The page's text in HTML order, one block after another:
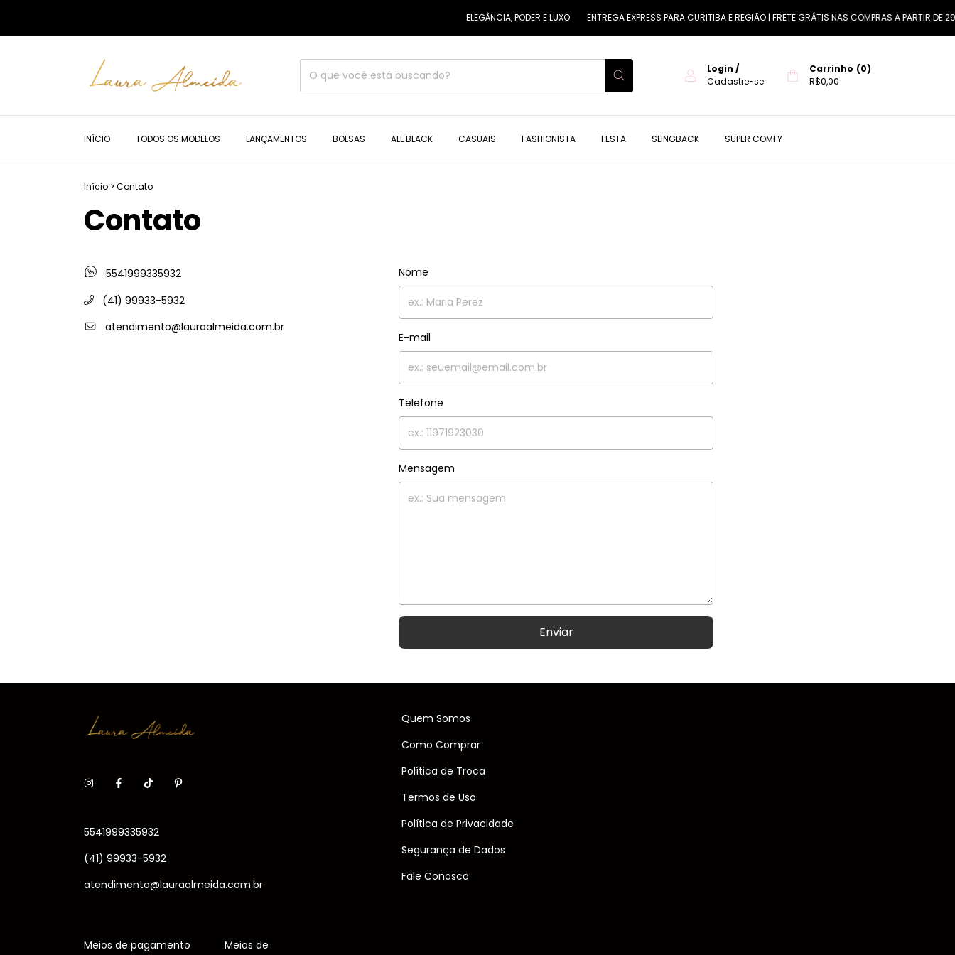
ELEGÂNCIA, PODER E LUXO ENTREGA EXPRESS PARA CURITIBA E REGIÃO | FRETE GRÁTIS NAS COMPRAS A PARTIR DE 299
Login /
Cadastre-se
Carrinho (0)
R$0,00
INÍCIO TODOS OS MODELOS LANÇAMENTOS BOLSAS ALL BLACK CASUAIS FASHIONISTA FESTA SLINGBACK SUPER COMFY
Início > Contato
Contato
5541999335932
(41) 99933-5932
atendimento@lauraalmeida.com.br
Nome
E-mail
Telefone
Mensagem
Enviar
5541999335932
(41) 99933-5932
atendimento@lauraalmeida.com.br
Quem Somos
Como Comprar
Política de Troca
Termos de Uso
Política de Privacidade
Segurança de Dados
Fale Conosco
Meios de pagamento
Meios de